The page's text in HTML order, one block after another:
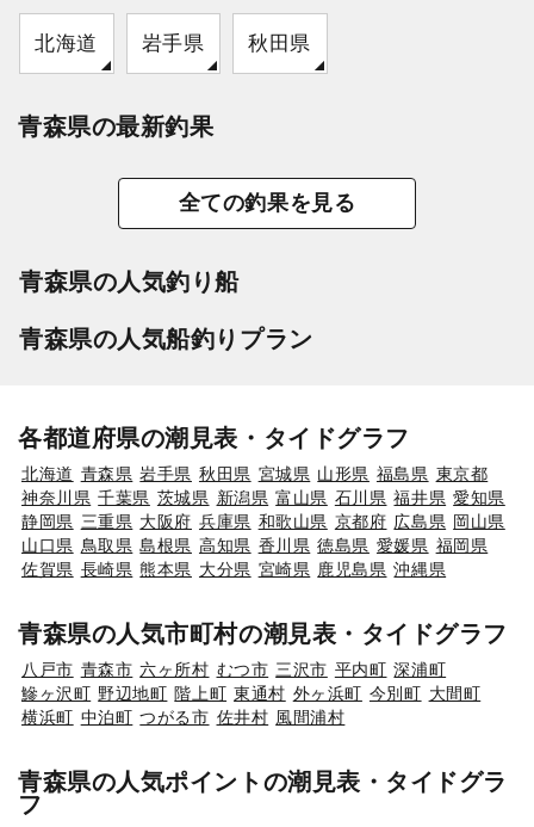
北海道 岩手県 秋田県
青森県の最新釣果
全ての釣果を見る
青森県の人気釣り船
青森県の人気船釣りプラン
各都道府県の潮見表・タイドグラフ
北海道 青森県 岩手県 秋田県 宮城県 山形県 福島県 東京都
神奈川県 千葉県 茨城県 新潟県 富山県 石川県 福井県 愛知県
静岡県 三重県 大阪府 兵庫県 和歌山県 京都府 広島県 岡山県
山口県 鳥取県 島根県 高知県 香川県 徳島県 愛媛県 福岡県
佐賀県 長崎県 熊本県 大分県 宮崎県 鹿児島県 沖縄県
青森県の人気市町村の潮見表・タイドグラフ
八戸市 青森市 六ヶ所村 むつ市 三沢市 平内町 深浦町
鰺ヶ沢町 野辺地町 階上町 東通村 外ヶ浜町 今別町 大間町
横浜町 中泊町 つがる市 佐井村 風間浦村
青森県の人気ポイントの潮見表・タイドグラ
フ